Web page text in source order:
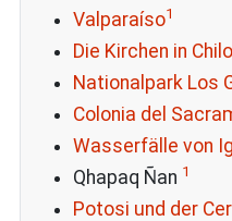
Valparaíso1
Die Kirchen in
Nationalpark Los
Colonia del
Wasserfälle von
Qhapaq Ñan 1
Potosi und der